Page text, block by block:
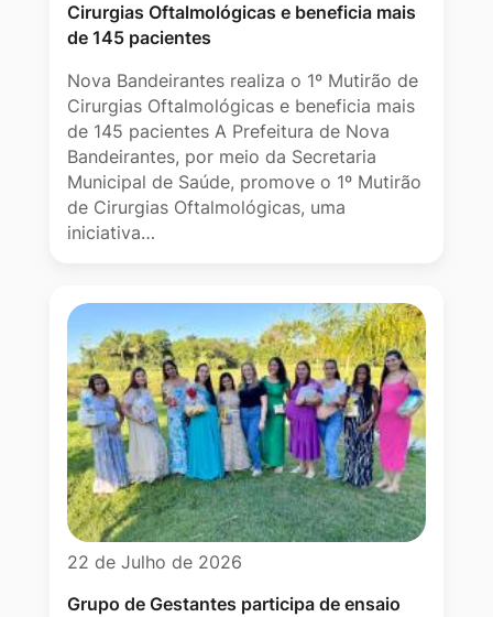
Cirurgias Oftalmológicas e beneficia mais
de 145 pacientes
Nova Bandeirantes realiza o 1º Mutirão de
Cirurgias Oftalmológicas e beneficia mais
de 145 pacientes A Prefeitura de Nova
Bandeirantes, por meio da Secretaria
Municipal de Saúde, promove o 1º Mutirão
de Cirurgias Oftalmológicas, uma
iniciativa…
22 de Julho de 2026
Grupo de Gestantes participa de ensaio